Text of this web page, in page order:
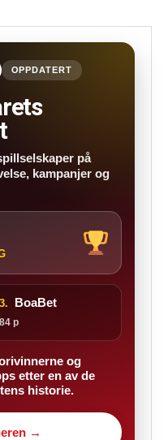
OPPDATERT
på
kampanjer og
3. BoaBet
84 p
og
etter en av de
historie.
→